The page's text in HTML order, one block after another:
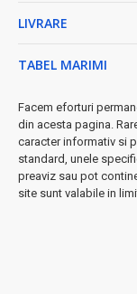
★ Caracteristici
• Design
• Termostat
• Sistem
• Funcție
• Rezervor
➤ Perfect pentru:
LIVRARE
TABEL MARIMI
Facem eforturi
din acesta pagina.
caracter informativ si
standard, unele
preaviz sau pot
site sunt valabile in